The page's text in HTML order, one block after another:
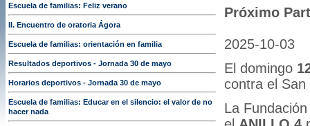
Escuela de familias: Feliz verano
II. Encuentro de oratoria Ágora
Escuela de familias: orientación en familia
Resultados deportivos - Jornada 30 de mayo
Horarios deportivos - Jornada 30 de mayo
Escuela de familias: Educar en el silencio: el valor de no
hacer nada
Próximo
2025-10-
El domingo
contra el San
La